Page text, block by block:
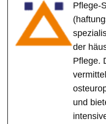
Pflege-
der
Pflege.
und